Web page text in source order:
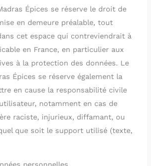
Épices se réserve le droit de
en demeure préalable, tout
cet espace qui contreviendrait à
en France, en particulier aux
à la protection des données. Le
Épices se réserve également la
en cause la responsabilité civile
notamment en cas de
raciste, injurieux, diffamant, ou
que soit le support utilisé (texte,